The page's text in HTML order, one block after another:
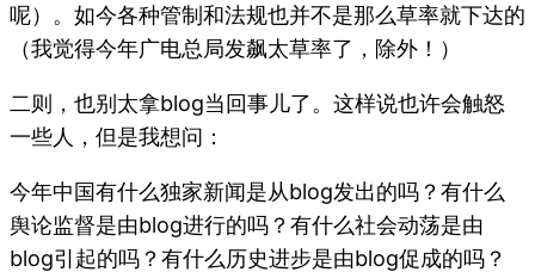
呢）。如今各种管制和法规也并不是那么草率就下达的
（我觉得今年广电总局发飙太草率了，除外！）
二则，也别太拿blog当回事儿了。这样说也许会触怒
一些人，但是我想问：
今年中国有什么独家新闻是从blog发出的吗？有什么
舆论监督是由blog进行的吗？有什么社会动荡是由
blog引起的吗？有什么历史进步是由blog促成的吗？